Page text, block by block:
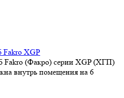
Fakro XGP
Fakro (Факро) серии XGP (ХГП)
внутрь помещения на 6